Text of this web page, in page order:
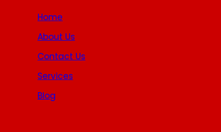
Home
About Us
Contact Us
Services
Blog